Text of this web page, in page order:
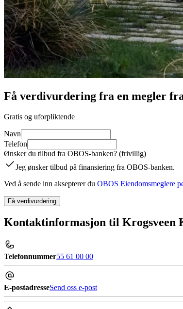
Få verdivurdering fra en megler
Gratis og uforpliktende
Navn
Telefon
Ønsker du tilbud fra OBOS-banken? (frivillig)
Jeg ønsker tilbud på finansiering fra OBOS-banken.
Ved å sende inn aksepterer du OBOS Eiendomsmeglere
Få verdivurdering
Kontaktinformasjon til Krogsveen
Telefonnummer55 61 00 00
E-postadresseSend oss e-post